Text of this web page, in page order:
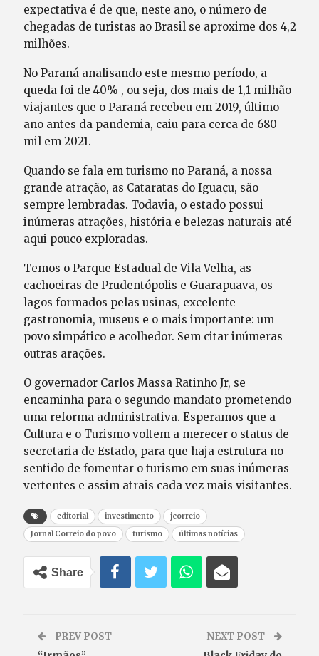
expectativa é de que, neste ano, o número de
chegadas de turistas ao Brasil se aproxime dos 4,2
milhões.
No Paraná analisando este mesmo período, a
queda foi de 40% , ou seja, dos mais de 1,1 milhão
viajantes que o Paraná recebeu em 2019, último
ano antes da pandemia, caiu para cerca de 680
mil em 2021.
Quando se fala em turismo no Paraná, a nossa
grande atração, as Cataratas do Iguaçu, são
sempre lembradas. Todavia, o estado possui
inúmeras atrações, história e belezas naturais até
aqui pouco exploradas.
Temos o Parque Estadual de Vila Velha, as
cachoeiras de Prudentópolis e Guarapuava, os
lagos formados pelas usinas, excelente
gastronomia, museus e o mais importante: um
povo simpático e acolhedor. Sem citar inúmeras
outras arações.
O governador Carlos Massa Ratinho Jr, se
encaminha para o segundo mandato prometendo
uma reforma administrativa. Esperamos que a
Cultura e o Turismo voltem a merecer o status de
secretaria de Estado, para que haja estrutura no
sentido de fomentar o turismo em suas inúmeras
vertentes e assim atrais cada vez mais visitantes.
editorial investimento
jcorreio
Jornal Correio do povo
turismo últimas notícias
Share
PREV POST NEXT POST